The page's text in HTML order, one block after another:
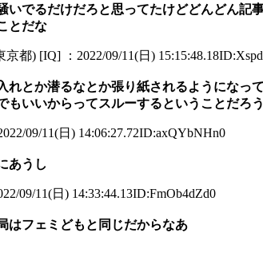
いでるだけだろと思ってたけどどんどん
とだな
都) [IQ] ：2022/09/11(日)
とか潜るなとか張り紙されるようになって
もいいからってスルーするということだろう
09/11(日) 14:06:27.72ID:axQYbNHn0
あうし
09/11(日) 14:33:44.13ID:FmOb4dZd0
はフェミどもと同じだからなあ